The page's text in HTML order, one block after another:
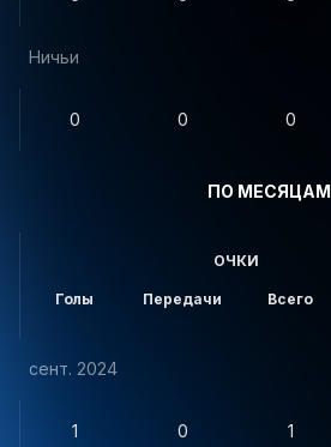
Ничьи
0 0 0
ПО МЕСЯЦАМ
ОЧКИ
Голы Передачи Всего
сент. 2024
1 0 1